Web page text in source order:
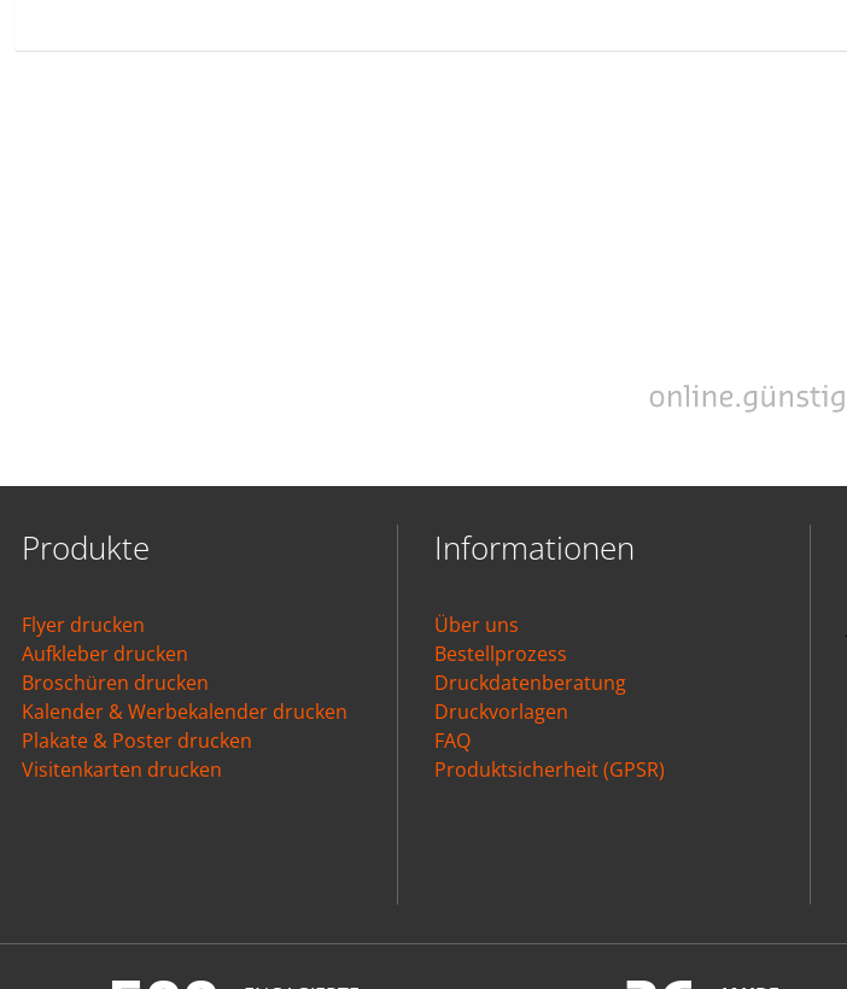
Produkte
Flyer drucken
Aufkleber drucken
Broschüren drucken
Kalender & Werbekalender drucken
Plakate & Poster drucken
Visitenkarten drucken
Informationen
Über uns
Bestellprozess
Druckdatenberatung
Druckvorlagen
FAQ
Produktsicherheit (GPSR)